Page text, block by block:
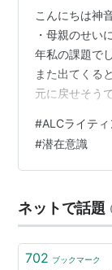
こんにちは神
・母親のせい
年私の課題で
また出てくる
元に戻せそう
もは子どもの
こうと思いま
私は長子だか
てしまう。 も
#ALCライテ
#潜在意識
ネットで話題
702 ブックマーク